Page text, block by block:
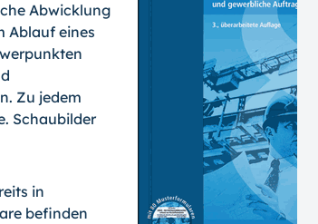
Abwicklung
Ablauf eines
Zu jedem
Schaubilder
in
befinden